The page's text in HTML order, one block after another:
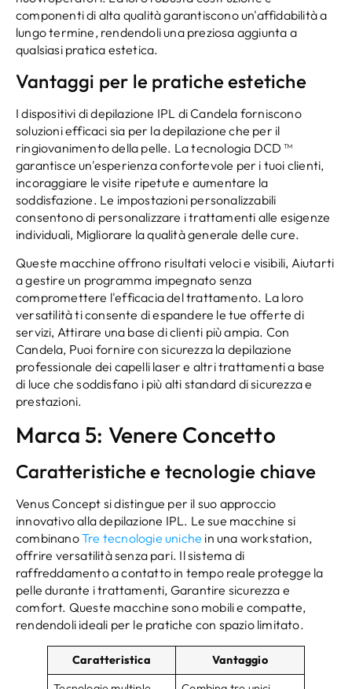
componenti di alta qualità garantiscono un'affidabilità a
lungo termine, rendendoli una preziosa aggiunta a
qualsiasi pratica estetica.
Vantaggi per le pratiche estetiche
I dispositivi di depilazione IPL di Candela forniscono
soluzioni efficaci sia per la depilazione che per il
ringiovanimento della pelle. La tecnologia DCD ™
garantisce un'esperienza confortevole per i tuoi clienti,
incoraggiare le visite ripetute e aumentare la
soddisfazione. Le impostazioni personalizzabili
consentono di personalizzare i trattamenti alle esigenze
individuali, Migliorare la qualità generale delle cure.
Queste macchine offrono risultati veloci e visibili, Aiutarti
a gestire un programma impegnato senza
compromettere l'efficacia del trattamento. La loro
versatilità ti consente di espandere le tue offerte di
servizi, Attirare una base di clienti più ampia. Con
Candela, Puoi fornire con sicurezza la depilazione
professionale dei capelli laser e altri trattamenti a base
di luce che soddisfano i più alti standard di sicurezza e
prestazioni.
Marca 5: Venere Concetto
Caratteristiche e tecnologie chiave
Venus Concept si distingue per il suo approccio
innovativo alla depilazione IPL. Le sue macchine si
combinanoTre tecnologie uniche in una workstation,
offrire versatilità senza pari. Il sistema di
raffreddamento a contatto in tempo reale protegge la
pelle durante i trattamenti, Garantire sicurezza e
comfort. Queste macchine sono mobili e compatte,
rendendoli ideali per le pratiche con spazio limitato.
Caratteristica
Vantaggio